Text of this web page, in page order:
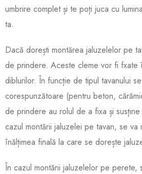
umbrire complet și te poți juca cu
ta.
Dacă dorești montărea jaluzelelor pe
de prindere. Aceste cleme vor fi fxate
diblurilor. În funcție de tipul tavanului
corespunzătoare (pentru beton,
de prindere au rolul de a fixa și
cazul montării jaluzelei pe tavan, se va
înălțimea finală la care se dorește
În cazul montării jaluzelelor pe perete,